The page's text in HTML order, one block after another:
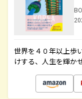
世界を４０年以上歩
けする、人生を輝か